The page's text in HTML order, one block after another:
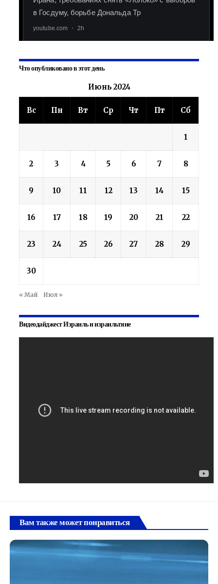
Что опубликовано в этот день
Июнь 2024
Вс Пн Вт Ср Чт Пт Сб
1
2 3 4 5 6 7 8
9 10 11 12 13 14 15
16 17 18 19 20 21 22
23 24 25 26 27 28 29
30
« Май Июл »
Видеодайджест Израиль и израильтяне
Вам также может понравиться